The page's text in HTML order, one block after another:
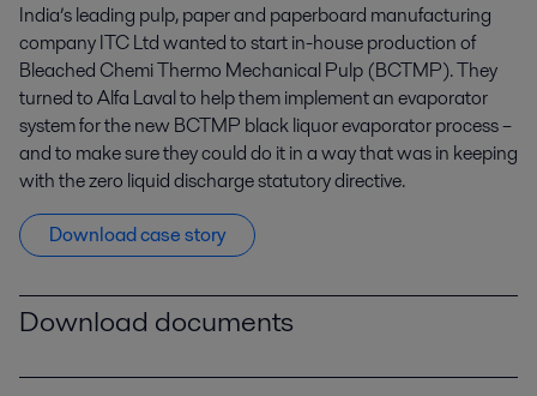
India’s leading pulp, paper and paperboard manufacturing
company ITC Ltd wanted to start in-house production of
Bleached Chemi Thermo Mechanical Pulp (BCTMP). They
turned to Alfa Laval to help them implement an evaporator
system for the new BCTMP black liquor evaporator process –
and to make sure they could do it in a way that was in keeping
with the zero liquid discharge statutory directive.
Download case story
Download documents